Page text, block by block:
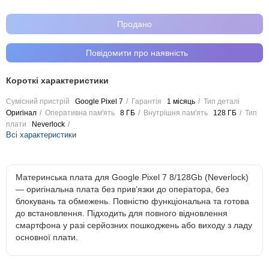
Продано
Повідомити про наявність
Короткі характеристики
Сумісний пристрій Google Pixel 7 Гарантія 1 місяць
Тип деталі
Оригінал
Оперативна пам'ять 8 ГБ Внутрішня пам'ять 128 ГБ
Тип
плати
Neverlock
Всі характеристики
Материнська плата для Google Pixel 7 8/128Gb (Neverlock)
— оригінальна плата без прив’язки до оператора, без
блокувань та обмежень. Повністю функціональна та готова
до встановлення. Підходить для повного відновлення
смартфона у разі серйозних пошкоджень або виходу з ладу
основної плати.